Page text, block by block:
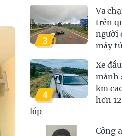
3
Va
trên
người
máy
4
Xe
mảnh
km
hơn
lốp
Công